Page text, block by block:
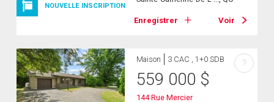
NOUVELLE INSCRIPTION
Enregistrer Voir
Maison 3 CAC , 1+0 SDB
559 000 $
144 Rue Mercier
?